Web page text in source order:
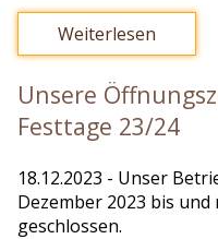
Weiterlesen
Unsere
Festtage 23/24
18.12.2023 - Unser
Dezember 2023 bis und
geschlossen.